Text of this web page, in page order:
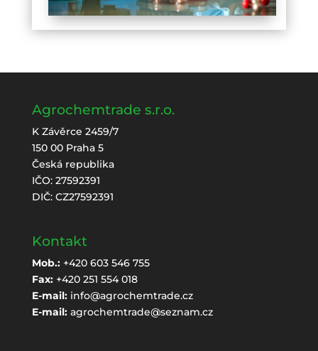
Agrochemtrade s.r.o.
K Závěrce 2459/7
150 00 Praha 5
Česká republika
IČO: 27592391
DIČ: CZ27592391
Kontakt
Mob.:+420 603 546 755
Fax:+420 251 554 018
E-mail: info@agrochemtrade.cz
E-mail: agrochemtrade@seznam.cz